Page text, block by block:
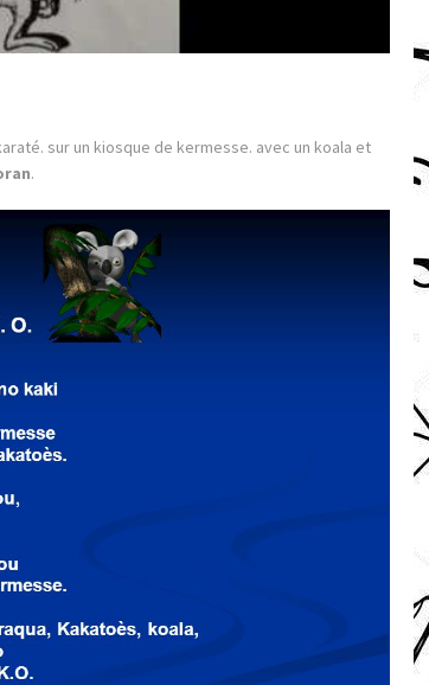
sur un kiosque de kermesse. avec un koala et
.